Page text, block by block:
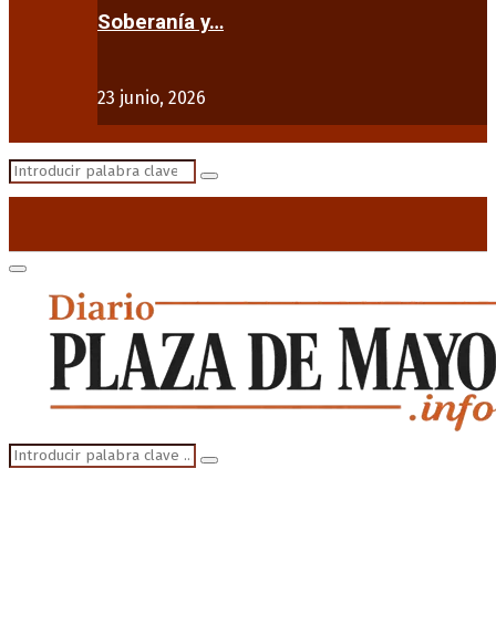
Soberanía y…
23 junio, 2026
Search
Search
Primary
Menu
Search
for:
Search